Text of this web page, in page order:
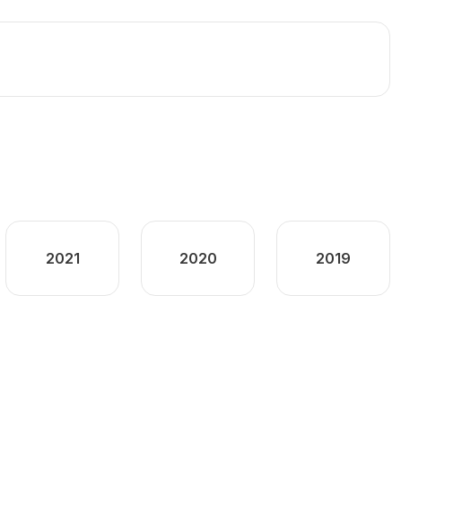
2021 2020 2019